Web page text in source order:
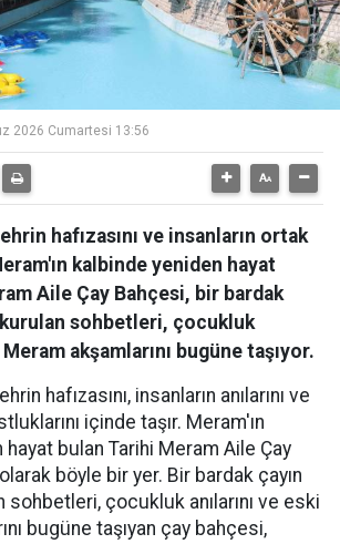
2026 Cumartesi 13:56
hafızasını ve insanların ortak
kalbinde yeniden hayat
Aile Çay Bahçesi, bir bardak
kurulan sohbetleri, çocukluk
Meram akşamlarını bugüne taşıyor.
hafızasını, insanların anılarını ve
içinde taşır. Meram'ın
hayat bulan Tarihi Meram Aile Çay
böyle bir yer. Bir bardak çayın
sohbetleri, çocukluk anılarını ve eski
bugüne taşıyan çay bahçesi,